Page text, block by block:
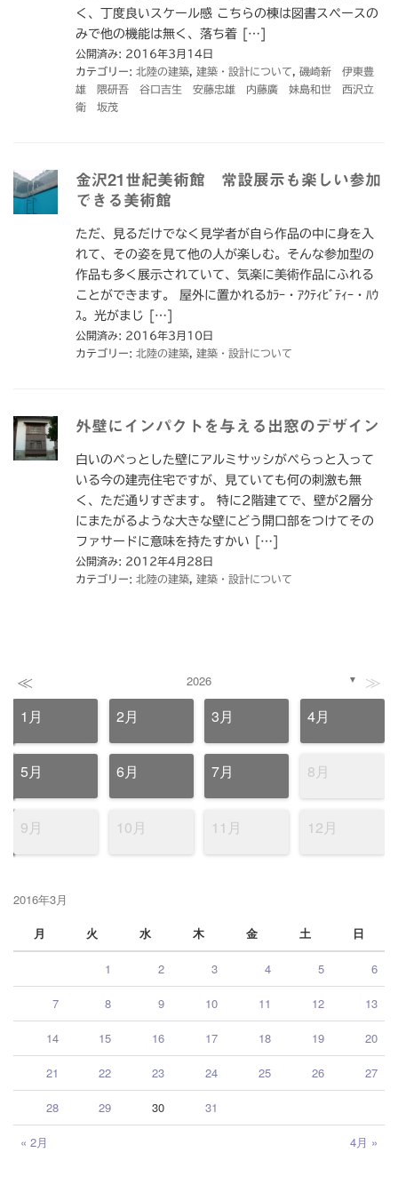
く、丁度良いスケール感 こちらの棟は図書スペースの
みで他の機能は無く、落ち着 […]
公開済み: 2016年3月14日
カテゴリー: 北陸の建築 建築・設計について
磯崎新 伊東豊
雄 隈研吾 谷口吉生 安藤忠雄 内藤廣 妹島和世 西沢立
衛 坂茂
金沢21世紀美術館 常設展示も楽しい参加
できる美術館
ただ、見るだけでなく見学者が自ら作品の中に身を入
れて、その姿を見て他の人が楽しむ。そんな参加型の
作品も多く展示されていて、気楽に美術作品にふれる
ことができます。 屋外に置かれるｶﾗｰ・ｱｸﾃｨﾋﾞﾃｨｰ・ﾊｳ
ｽ。光がまじ […]
公開済み: 2016年3月10日
カテゴリー: 北陸の建築 建築・設計について
外壁にインパクトを与える出窓のデザイン
白いのぺっとした壁にアルミサッシがぺらっと入って
いる今の建売住宅ですが、見ていても何の刺激も無
く、ただ通りすぎます。 特に2階建てで、壁が2層分
にまたがるような大きな壁にどう開口部をつけてその
ファサードに意味を持たすかい […]
公開済み: 2012年4月28日
カテゴリー: 北陸の建築 建築・設計について
≪ 2026 ▼ ≫
1月 2月 3月 4月
5月 6月 7月 8月
9月 10月 11月 12月
2016年3月
月
火 水 木 金 土 日
« 2月 4月 »
1 2 3 4 5 6
7 8 9 10 11 12 13
14 15 16 17 18 19 20
21 22 23 24 25 26 27
28 29 30 31